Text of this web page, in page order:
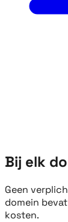
Bij elk
Geen
domein
kosten.